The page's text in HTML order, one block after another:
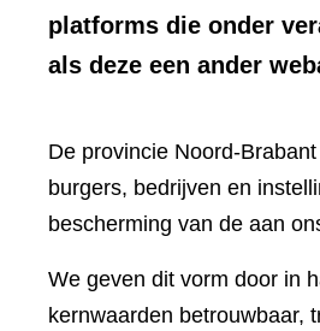
platforms die onder
als deze een ander
De provincie Noord-
burgers, bedrijven en
bescherming van de aan
We geven dit vorm door in
kernwaarden betrouwbaar,